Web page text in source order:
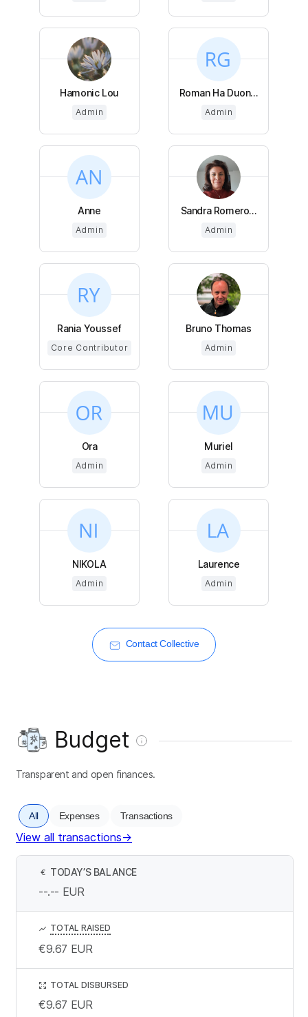
Hamonic Lou
Admin
Roman Ha Duon...
Admin
Anne
Admin
Sandra Romero...
Admin
Rania Youssef
Core Contributor
Bruno Thomas
Admin
Ora
Admin
Muriel
Admin
NIKOLA
Admin
Laurence
Admin
Contact Collective
Budget
Transparent and open finances.
All Expenses Transactions
View all transactions→
€ TODAY’S BALANCE
--.-- EUR
TOTAL RAISED
€9.67 EUR
TOTAL DISBURSED
€9.67 EUR